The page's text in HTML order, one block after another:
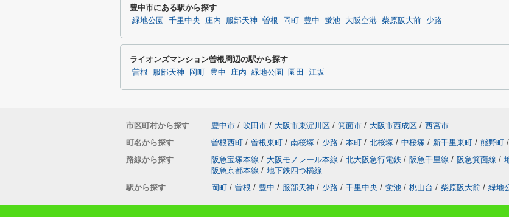
豊中市にある駅から探す
緑地公園 千里中央 庄内 服部天神 曽根 岡町 豊中 蛍池 大阪空港 柴原阪大前 少路
ライオンズマンション曽根周辺の駅から探す
曽根 服部天神 岡町 豊中 庄内 緑地公園 園田 江坂
市区町村から探す 豊中市 / 吹田市 / 大阪市東淀川区 / 箕面市 / 大阪市西成区 / 西宮市
町名から探す
曽根西町 / 曽根東町 / 南桜塚 / 少路 / 本町 / 北桜塚 / 中桜塚 / 新千里東町 / 熊野町 /
路線から探す
阪急宝塚本線 / 大阪モノレール本線 / 北大阪急行電鉄 / 阪急千里線 / 阪急箕面線 /
阪急京都本線 / 地下鉄四つ橋線
駅から探す
岡町 / 曽根 / 豊中 / 服部天神 / 少路 / 千里中央 / 蛍池 / 桃山台 / 柴原阪大前 / 緑地